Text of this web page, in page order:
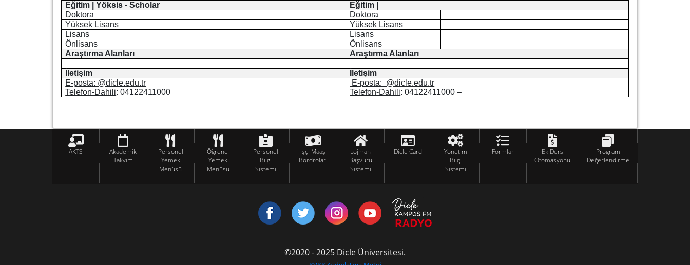
Eğitim |Yöksis -Scholar
Eğitim |
Doktora
Doktora
Yüksek Lisans
Yüksek Lisans
Lisans
Lisans
Önlisans
Önlisans
Araştırma Alanları
Araştırma Alanları
İletişim
İletişim
E-posta: @dicle.edu.tr
Telefon-Dahili: 04122411000
E-posta: @dicle.edu.tr
Telefon-Dahili: 04122411000 –
AKTS
Akademik
Takvim
Personel
Yemek
Menüsü
Öğrenci
Yemek
Menüsü
Personel
Bilgi
Sistemi
İşçi Maaş
Bordroları
Lojman
Başvuru
Sistemi
Dicle Card
Yönetim
Bilgi
Sistemi
Formlar
Ek Ders
Otomasyonu
Program
Değerlendirme
©2020 - 2025 Dicle Üniversitesi.